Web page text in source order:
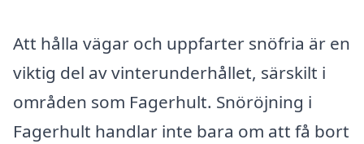
Att hålla vägar och uppfarter snöfria är en
viktig del av vinterunderhållet, särskilt i
områden som Fagerhult. Snöröjning i
Fagerhult handlar inte bara om att få bort